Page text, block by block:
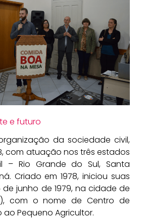
e futuro
da sociedade civil,
com atuação nos três estados
– Rio Grande do Sul, Santa
Criado em 1978, iniciou suas
de junho de 1979, na cidade de
com o nome de Centro de
Pequeno Agricultor.